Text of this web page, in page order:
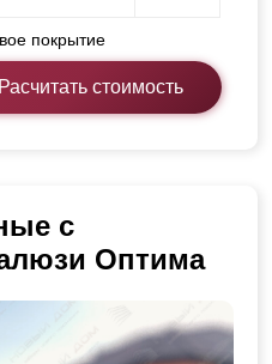
покрытие
Расчитать стоимость
с
Оптима